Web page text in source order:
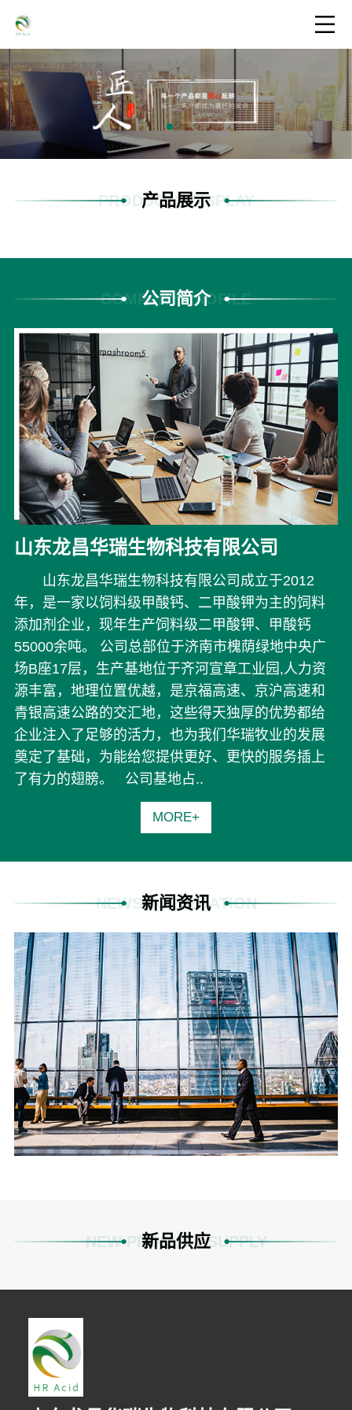
产品展示
PRODUCTS DISPLAY
公司简介
COMPANY PROFILE
山东龙昌华瑞生物科技有限公司
山东龙昌华瑞生物科技有限公司成立于2012
年，是一家以饲料级甲酸钙、二甲酸钾为主的饲料
添加剂企业，现年生产饲料级二甲酸钾、甲酸钙
55000余吨。 公司总部位于济南市槐荫绿地中央广
场B座17层，生产基地位于齐河宣章工业园,人力资
源丰富，地理位置优越，是京福高速、京沪高速和
青银高速公路的交汇地，这些得天独厚的优势都给
企业注入了足够的活力，也为我们华瑞牧业的发展
奠定了基础，为能给您提供更好、更快的服务插上
了有力的翅膀。 公司基地占..
MORE+
新闻资讯
NEWS INFORMATION
新品供应
NEW PRODUCT SUPPLY